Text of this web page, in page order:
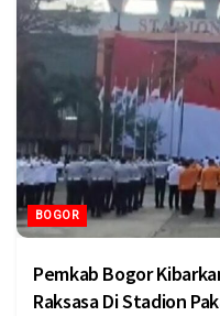
BOGOR
Pemkab Bogor
Raksasa Di Stadion